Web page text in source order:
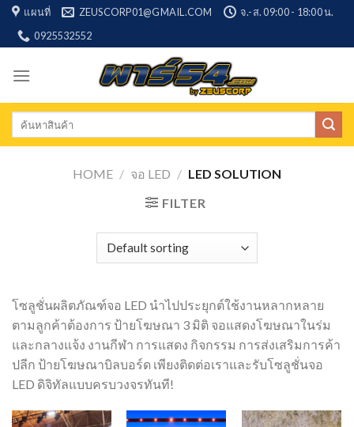
Skip
content
แผนที่ ZEUSCORP01@GMAIL.COM
จ.-ส. 09:00 - 18:00 น.
0925532552
Search
HOME / จอ LED / LED SOLUTION
FILTER
โซลูชั่นผลิตภัณฑ์จอ LED นำไปประยุกต์ใช้งานหลากหลาย
ตามลูกค้าต้องการ ป้ายโฆษณา 3 มิติ จอแสดงโฆษณาในร่ม
และกลางแจ้ง งานกีฬา การแสดง กิจกรรม การส่งเสริมการค้า
ปลีก ป้ายโฆษณาบิลบอร์ด เพียงติดต่อเราและรับโซลูชั่นจอ
LED ดิจิทัลแบบครบวงจรทันที!